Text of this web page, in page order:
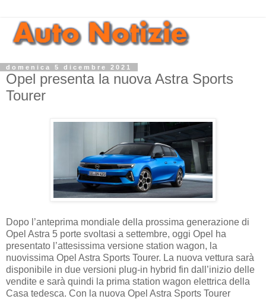
domenica 5 dicembre 2021
Opel presenta la nuova Astra Sports
Tourer
Dopo l’anteprima mondiale della prossima generazione di
Opel Astra 5 porte svoltasi a settembre, oggi Opel ha
presentato l’attesissima versione station wagon, la
nuovissima Opel Astra Sports Tourer. La nuova vettura sarà
disponibile in due versioni plug-in hybrid fin dall’inizio delle
vendite e sarà quindi la prima station wagon elettrica della
Casa tedesca. Con la nuova Opel Astra Sports Tourer